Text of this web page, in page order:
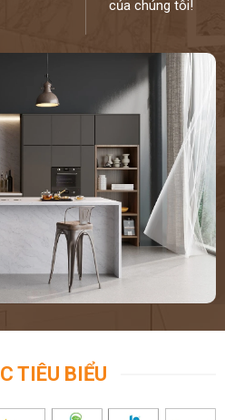
của chúng tôi!
TIÊU BIỂU